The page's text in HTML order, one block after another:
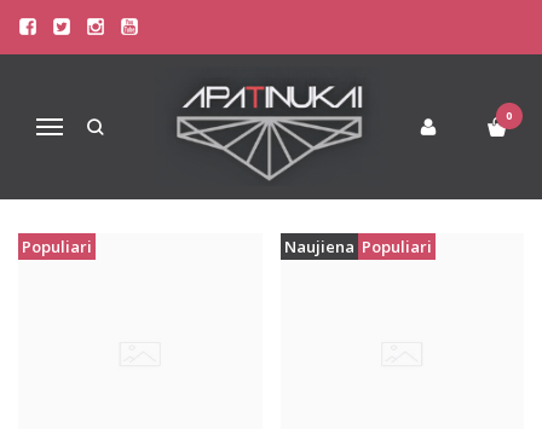
Navigacija
0
PREKIŲ PAIEŠKA - KOMPLEKTAS
Prekių paieška
Populiari Naujiena Populiari